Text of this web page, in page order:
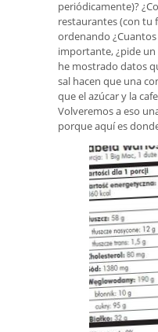
periódicamente)?
restaurantes (con tu
ordenando ¿Cuantos
importante, ¿pide un
he mostrado datos
sal hacen que una
que el azúcar y la
Volveremos a eso
porque aquí es